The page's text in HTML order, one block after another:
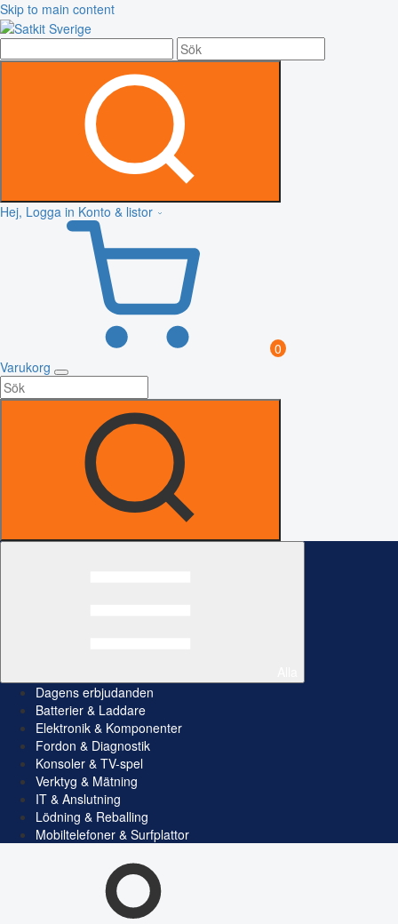
Skip to main content
Hej, Logga in Konto & listor
0
Varukorg
Dagens erbjudanden
Batterier & Laddare
Elektronik & Komponenter
Fordon & Diagnostik
Konsoler & TV-spel
Verktyg & Mätning
IT & Anslutning
Lödning & Reballing
Mobiltelefoner & Surfplattor